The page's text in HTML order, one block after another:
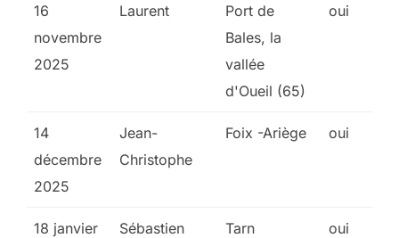
16
novembre
2025
Laurent
Port de
Bales, la
vallée
d'Oueil (65)
oui
14
décembre
2025
Jean-
Christophe
Foix -Ariège oui
18 janvier
Sébastien Tarn oui